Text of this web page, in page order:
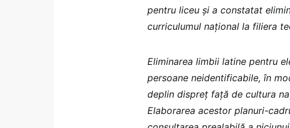
pentru liceu și a constatat
curriculumul național la filiera
Eliminarea limbii latine pentru
persoane neidentificabile, în
deplin dispreț față de cultura
Elaborarea acestor planuri-